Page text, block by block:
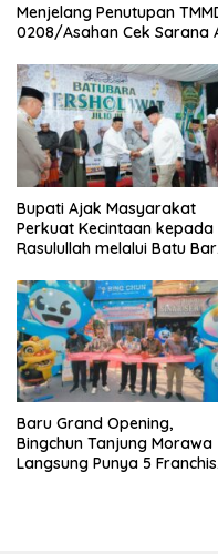
Menjelang Penutupan
0208/Asahan Cek Sarana
Bupati Ajak Masyarakat
Perkuat Kecintaan kepada
Rasulullah melalui Batu
‎Baru Grand Opening,
Bingchun Tanjung Morawa
Langsung Punya 5